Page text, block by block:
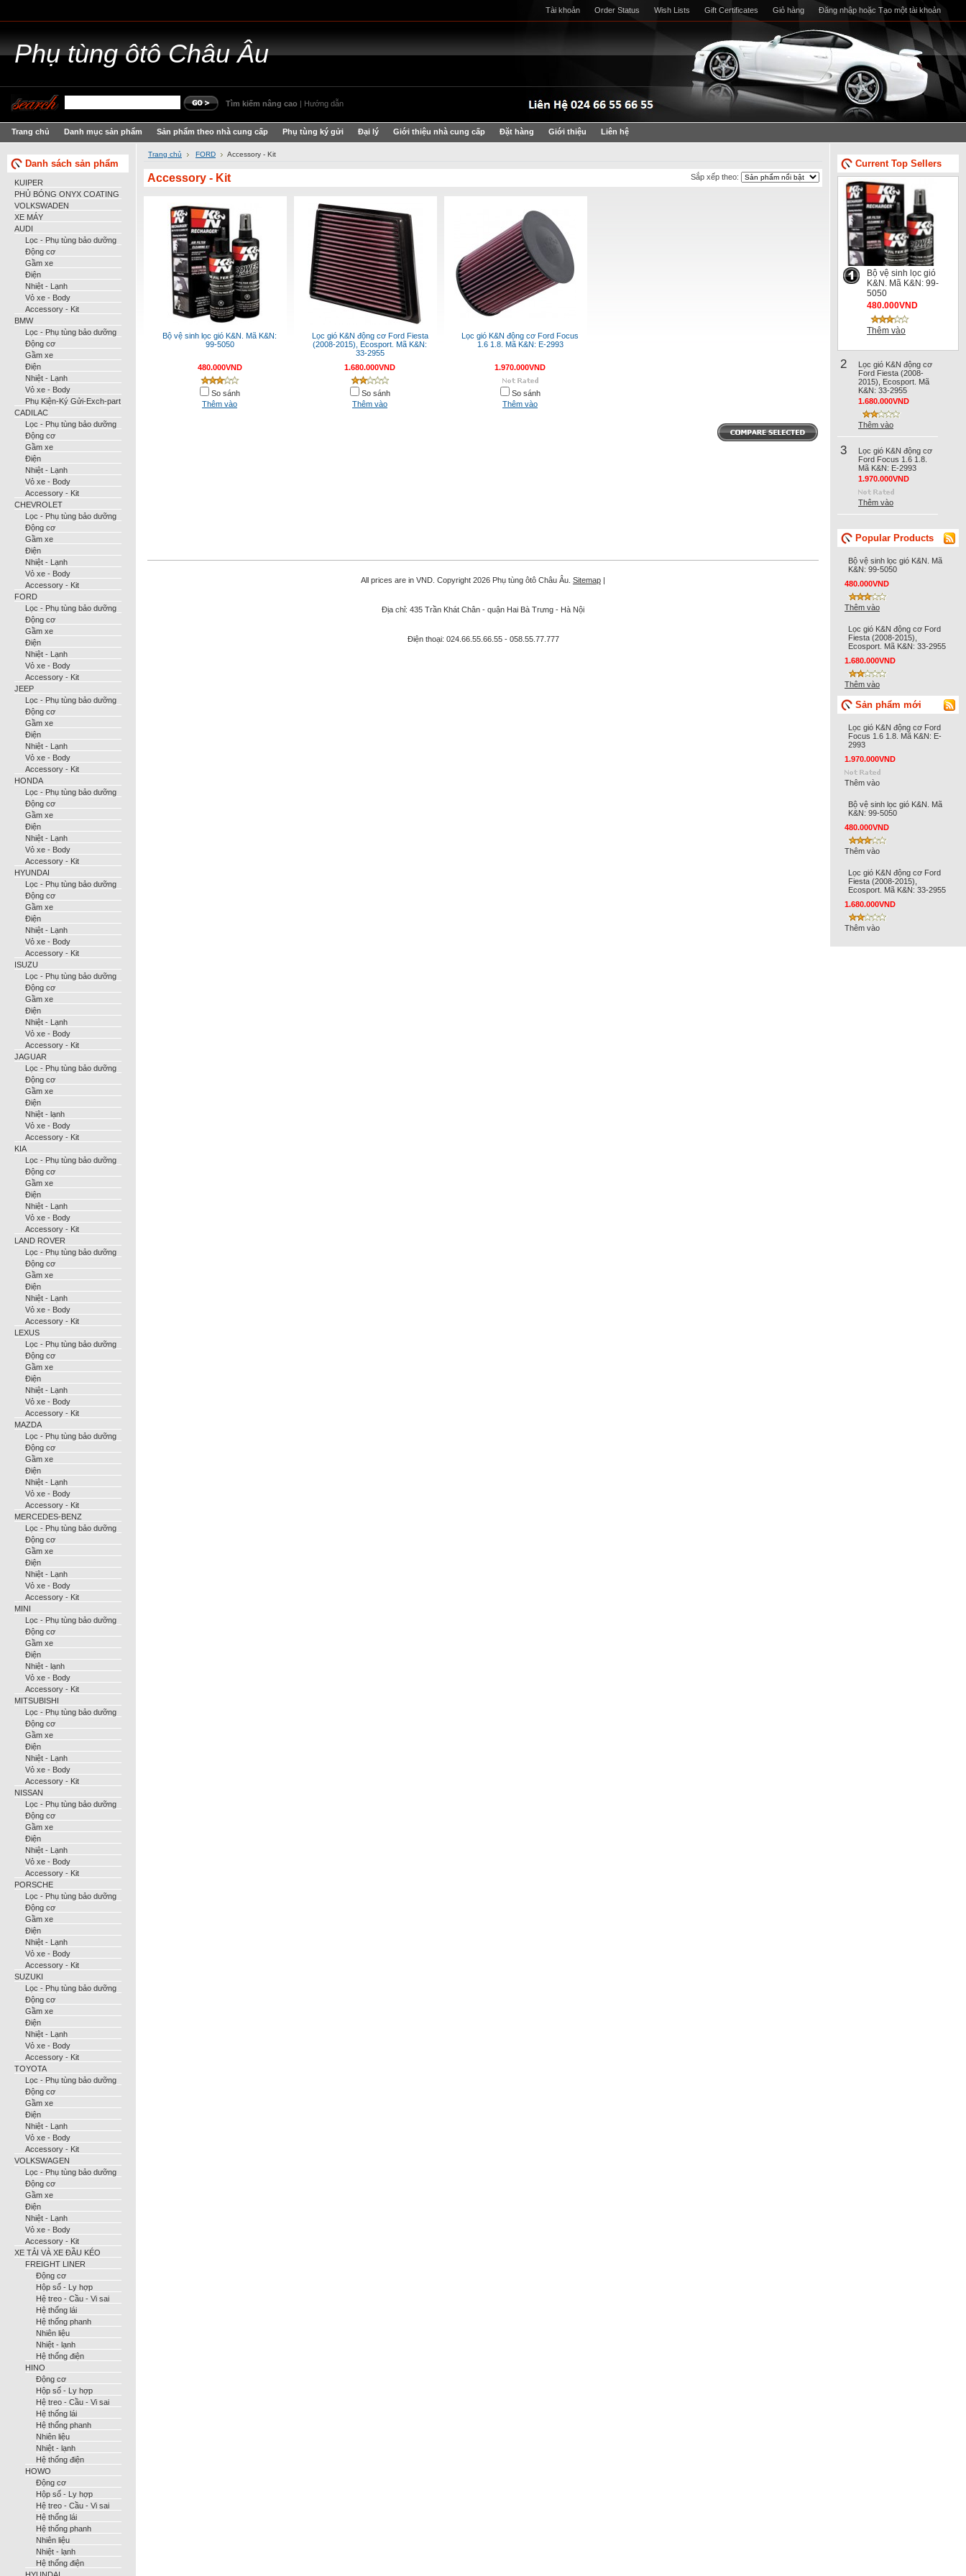
Tài khoản Order Status Wish Lists Gift Certificates Giỏ hàng Đăng nhập hoặc Tạo một tài khoản
Phụtùng ôtô Châu Âu
Tìm kiếm nâng cao | Hướng dẫn
Trang chủ Danh mục sản phẩm Sản phẩm theo nhà cung cấp Phụ tùng ký gửi Đại lý Giới thiệu nhà cung cấp Đặt hàng Giới thiệu Liên hệ
Danh sách sản phẩm
KUIPER
PHỦ BÓNG ONYX COATING
VOLKSWADEN
XE MÁY
AUDI
Lọc - Phụ tùng bảo dưỡng
Động cơ
Gầm xe
Điện
Nhiệt - Lạnh
Vỏ xe - Body
Accessory - Kit
BMW
Lọc - Phụ tùng bảo dưỡng
Động cơ
Gầm xe
Điện
Nhiệt - Lạnh
Vỏ xe - Body
Phụ Kiện-Ký Gửi-Exch-part
CADILAC
Lọc - Phụ tùng bảo dưỡng
Động cơ
Gầm xe
Điện
Nhiệt - Lạnh
Vỏ xe - Body
Accessory - Kit
CHEVROLET
Lọc - Phụ tùng bảo dưỡng
Động cơ
Gầm xe
Điện
Nhiệt - Lạnh
Vỏ xe - Body
Accessory - Kit
FORD
Lọc - Phụ tùng bảo dưỡng
Động cơ
Gầm xe
Điện
Nhiệt - Lạnh
Vỏ xe - Body
Accessory - Kit
JEEP
Lọc - Phụ tùng bảo dưỡng
Động cơ
Gầm xe
Điện
Nhiệt - Lạnh
Vỏ xe - Body
Accessory - Kit
HONDA
Lọc - Phụ tùng bảo dưỡng
Động cơ
Gầm xe
Điện
Nhiệt - Lạnh
Vỏ xe - Body
Accessory - Kit
HYUNDAI
Lọc - Phụ tùng bảo dưỡng
Động cơ
Gầm xe
Điện
Nhiệt - Lạnh
Vỏ xe - Body
Accessory - Kit
ISUZU
Lọc - Phụ tùng bảo dưỡng
Động cơ
Gầm xe
Điện
Nhiệt - Lạnh
Vỏ xe - Body
Accessory - Kit
JAGUAR
Lọc - Phụ tùng bảo dưỡng
Động cơ
Gầm xe
Điện
Nhiệt - lạnh
Vỏ xe - Body
Accessory - Kit
KIA
Lọc - Phụ tùng bảo dưỡng
Động cơ
Gầm xe
Điện
Nhiệt - Lạnh
Vỏ xe - Body
Accessory - Kit
LAND ROVER
Lọc - Phụ tùng bảo dưỡng
Động cơ
Gầm xe
Điện
Nhiệt - Lạnh
Vỏ xe - Body
Accessory - Kit
LEXUS
Lọc - Phụ tùng bảo dưỡng
Động cơ
Gầm xe
Điện
Nhiệt - Lạnh
Vỏ xe - Body
Accessory - Kit
MAZDA
Lọc - Phụ tùng bảo dưỡng
Động cơ
Gầm xe
Điện
Nhiệt - Lạnh
Vỏ xe - Body
Accessory - Kit
MERCEDES-BENZ
Lọc - Phụ tùng bảo dưỡng
Động cơ
Gầm xe
Điện
Nhiệt - Lạnh
Vỏ xe - Body
Accessory - Kit
MINI
Lọc - Phụ tùng bảo dưỡng
Động cơ
Gầm xe
Điện
Nhiệt - lạnh
Vỏ xe - Body
Accessory - Kit
MITSUBISHI
Lọc - Phụ tùng bảo dưỡng
Động cơ
Gầm xe
Điện
Nhiệt - Lạnh
Vỏ xe - Body
Accessory - Kit
NISSAN
Lọc - Phụ tùng bảo dưỡng
Động cơ
Gầm xe
Điện
Nhiệt - Lạnh
Vỏ xe - Body
Accessory - Kit
PORSCHE
Lọc - Phụ tùng bảo dưỡng
Động cơ
Gầm xe
Điện
Nhiệt - Lạnh
Vỏ xe - Body
Accessory - Kit
SUZUKI
Lọc - Phụ tùng bảo dưỡng
Động cơ
Gầm xe
Điện
Nhiệt - Lạnh
Vỏ xe - Body
Accessory - Kit
TOYOTA
Lọc - Phụ tùng bảo dưỡng
Động cơ
Gầm xe
Điện
Nhiệt - Lạnh
Vỏ xe - Body
Accessory - Kit
VOLKSWAGEN
Lọc - Phụ tùng bảo dưỡng
Động cơ
Gầm xe
Điện
Nhiệt - Lạnh
Vỏ xe - Body
Accessory - Kit
XE TẢI VÀ XE ĐẦU KÉO
FREIGHT LINER
Động cơ
Hộp số - Ly hợp
Hệ treo - Cầu - Vi sai
Hệ thống lái
Hệ thống phanh
Nhiên liệu
Nhiệt - lạnh
Hệ thống điện
HINO
Động cơ
Hộp số - Ly hợp
Hệ treo - Cầu - Vi sai
Hệ thống lái
Hệ thống phanh
Nhiên liệu
Nhiệt - lạnh
Hệ thống điện
HOWO
Động cơ
Hộp số - Ly hợp
Hệ treo - Cầu - Vi sai
Hệ thống lái
Hệ thống phanh
Nhiên liệu
Nhiệt - lạnh
Hệ thống điện
Trang chủ FORD Accessory - Kit
Sắp xếp theo:
Accessory - Kit
Bộ vệ sinh lọc gió K&N. Mã K&N:
99-5050
480.000VND
So sánh
Thêm vào
Lọc gió K&N động cơ Ford Fiesta
(2008-2015), Ecosport. Mã K&N:
33-2955
1.680.000VND
So sánh
Thêm vào
Lọc gió K&N động cơ Ford Focus
1.6 1.8. Mã K&N: E-2993
1.970.000VND
So sánh
Thêm vào
Current Top Sellers
Bộ vệ sinh lọc gió
K&N. Mã K&N: 99-
5050
480.000VND
Thêm vào
2
Lọc gió K&N động cơ
Ford Fiesta (2008-
2015), Ecosport. Mã
K&N: 33-2955
1.680.000VND
Thêm vào
3
Lọc gió K&N động cơ
Ford Focus 1.6 1.8.
Mã K&N: E-2993
1.970.000VND
Thêm vào
Popular Products
Bộ vệ sinh lọc gió K&N. Mã
K&N: 99-5050
480.000VND
Thêm vào
Lọc gió K&N động cơ Ford
Fiesta (2008-2015),
Ecosport. Mã K&N: 33-2955
1.680.000VND
Thêm vào
Sản phẩm mới
Lọc gió K&N động cơ Ford
Focus 1.6 1.8. Mã K&N: E-
2993
1.970.000VND
Thêm vào
Bộ vệ sinh lọc gió K&N. Mã
K&N: 99-5050
480.000VND
Thêm vào
Lọc gió K&N động cơ Ford
Fiesta (2008-2015),
Ecosport. Mã K&N: 33-2955
1.680.000VND
Thêm vào
All prices are in VND . Copyright 2026 Phụ tùng ôtô Châu Âu. Sitemap |
Địa chỉ: 435 Trần Khát Chân - quận Hai Bà Trưng - Hà Nội
Điện thoại: 024.66.55.66.55 - 058.55.77.777